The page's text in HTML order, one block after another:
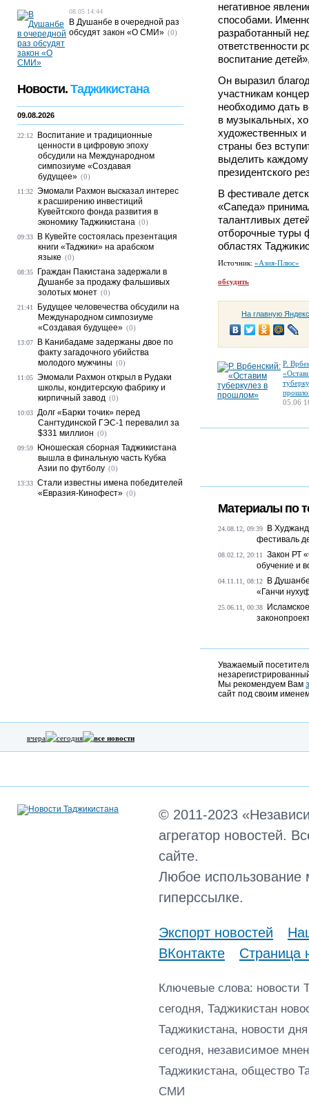
негативное
способами.
разработанный
ответственности
воспитание
Он выразил
участникам
необходимо дать
в музыкальных,
художественных и
страны без
выделить
президентского
В фестивале
«Сапеда»
талантливых
отборочные туры
областях
Источник: «Азия-Плюс»
обсудить
На главную
Р.
05.06
Материалы по
24.08.12, 09:39
В
фестиваль
08.02.12, 20:11
Закон РТ
обучение и
04.11.11, 08:12
В
«Ганчи
25.06.11, 00:38
Уважаемый
Мы рекомендуем Вам
сайт под своим
08.05 14:44
В Душанбе в очередной раз
обсудят закон «О СМИ» (0)
Новости. Таджикистана
09.08.2026
22:12
Воспитание и традиционные
ценности в цифровую эпоху
обсудили на Международном
симпозиуме «Создавая
будущее» (0)
11:32 Эмомали Рахмон высказал интерес
к расширению инвестиций
Кувейтского фонда развития в
экономику Таджикистана (0)
09:33
В Кувейте состоялась презентация
книги «Таджики» на арабском
языке (0)
08:35
Граждан Пакистана задержали в
Душанбе за продажу фальшивых
золотых монет (0)
21:41
Будущее человечества обсудили на
Международном симпозиуме
«Создавая будущее» (0)
13:07
В Канибадаме задержаны двое по
факту загадочного убийства
молодого мужчины (0)
11:05 Эмомали Рахмон открыл в Рудаки
школы, кондитерскую фабрику и
кирпичный завод (0)
10:03 Долг «Барки точик» перед
Сангтудинской ГЭС-1 перевалил за
$331 миллион (0)
09:59
Юношеская сборная Таджикистана
вышла в финальную часть Кубка
Азии по футболу (0)
13:33 Стали известны имена победителей
«Евразия-Кинофест» (0)
вчера сегодня все новости
© 2011-2023
агрегатор новостей.
сайте.
Любое использование
гиперссылке.
Экспорт новостей
ВКонтакте
Страница
Ключевые слова: новости
сегодня, Таджикистан
Таджикистана, новости
сегодня, независимое
Таджикистана, общество
СМИ